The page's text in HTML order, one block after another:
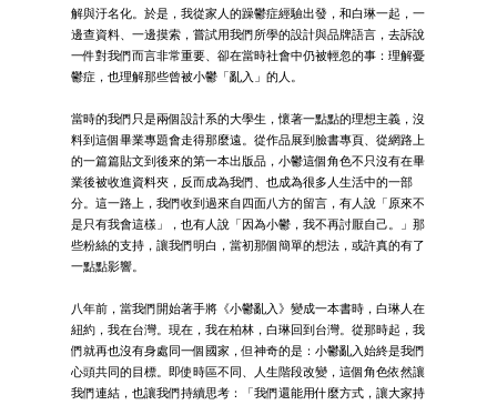
解與汙名化。於是，我從家人的躁鬱症經驗出發，和白琳一起，一
邊查資料、一邊摸索，嘗試用我們所學的設計與品牌語言，去訴說
一件對我們而言非常重要、卻在當時社會中仍被輕忽的事：理解憂
鬱症，也理解那些曾被小鬱「亂入」的人。
當時的我們只是兩個設計系的大學生，懷著一點點的理想主義，沒
料到這個畢業專題會走得那麼遠。從作品展到臉書專頁、從網路上
的一篇篇貼文到後來的第一本出版品，小鬱這個角色不只沒有在畢
業後被收進資料夾，反而成為我們、也成為很多人生活中的一部
分。這一路上，我們收到過來自四面八方的留言，有人說「原來不
是只有我會這樣」，也有人說「因為小鬱，我不再討厭自己。」那
些粉絲的支持，讓我們明白，當初那個簡單的想法，或許真的有了
一點點影響。
八年前，當我們開始著手將《小鬱亂入》變成一本書時，白琳人在
紐約，我在台灣。現在，我在柏林，白琳回到台灣。從那時起，我
們就再也沒有身處同一個國家，但神奇的是：小鬱亂入始終是我們
心頭共同的目標。即使時區不同、人生階段改變，這個角色依然讓
我們連結，也讓我們持續思考：「我們還能用什麼方式，讓大家持